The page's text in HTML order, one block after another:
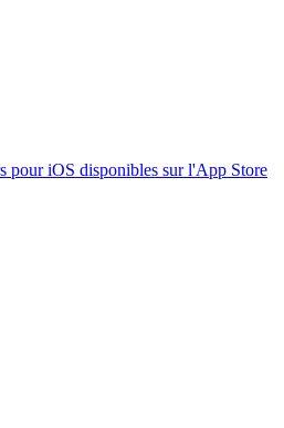
pour iOS disponibles sur l'App Store